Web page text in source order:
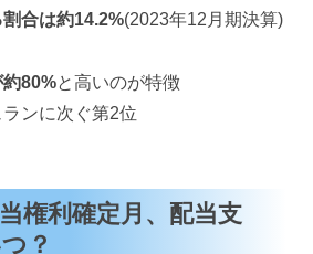
割合は約14.2%(2023年12月期決算)
80%と高いのが特徴
ンに次ぐ第2位
権利確定月、配当支
？